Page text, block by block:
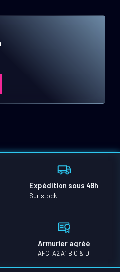
Expédition sous 48h
Sur stock
Armurier agréé
AFCI A2 A1 B C & D